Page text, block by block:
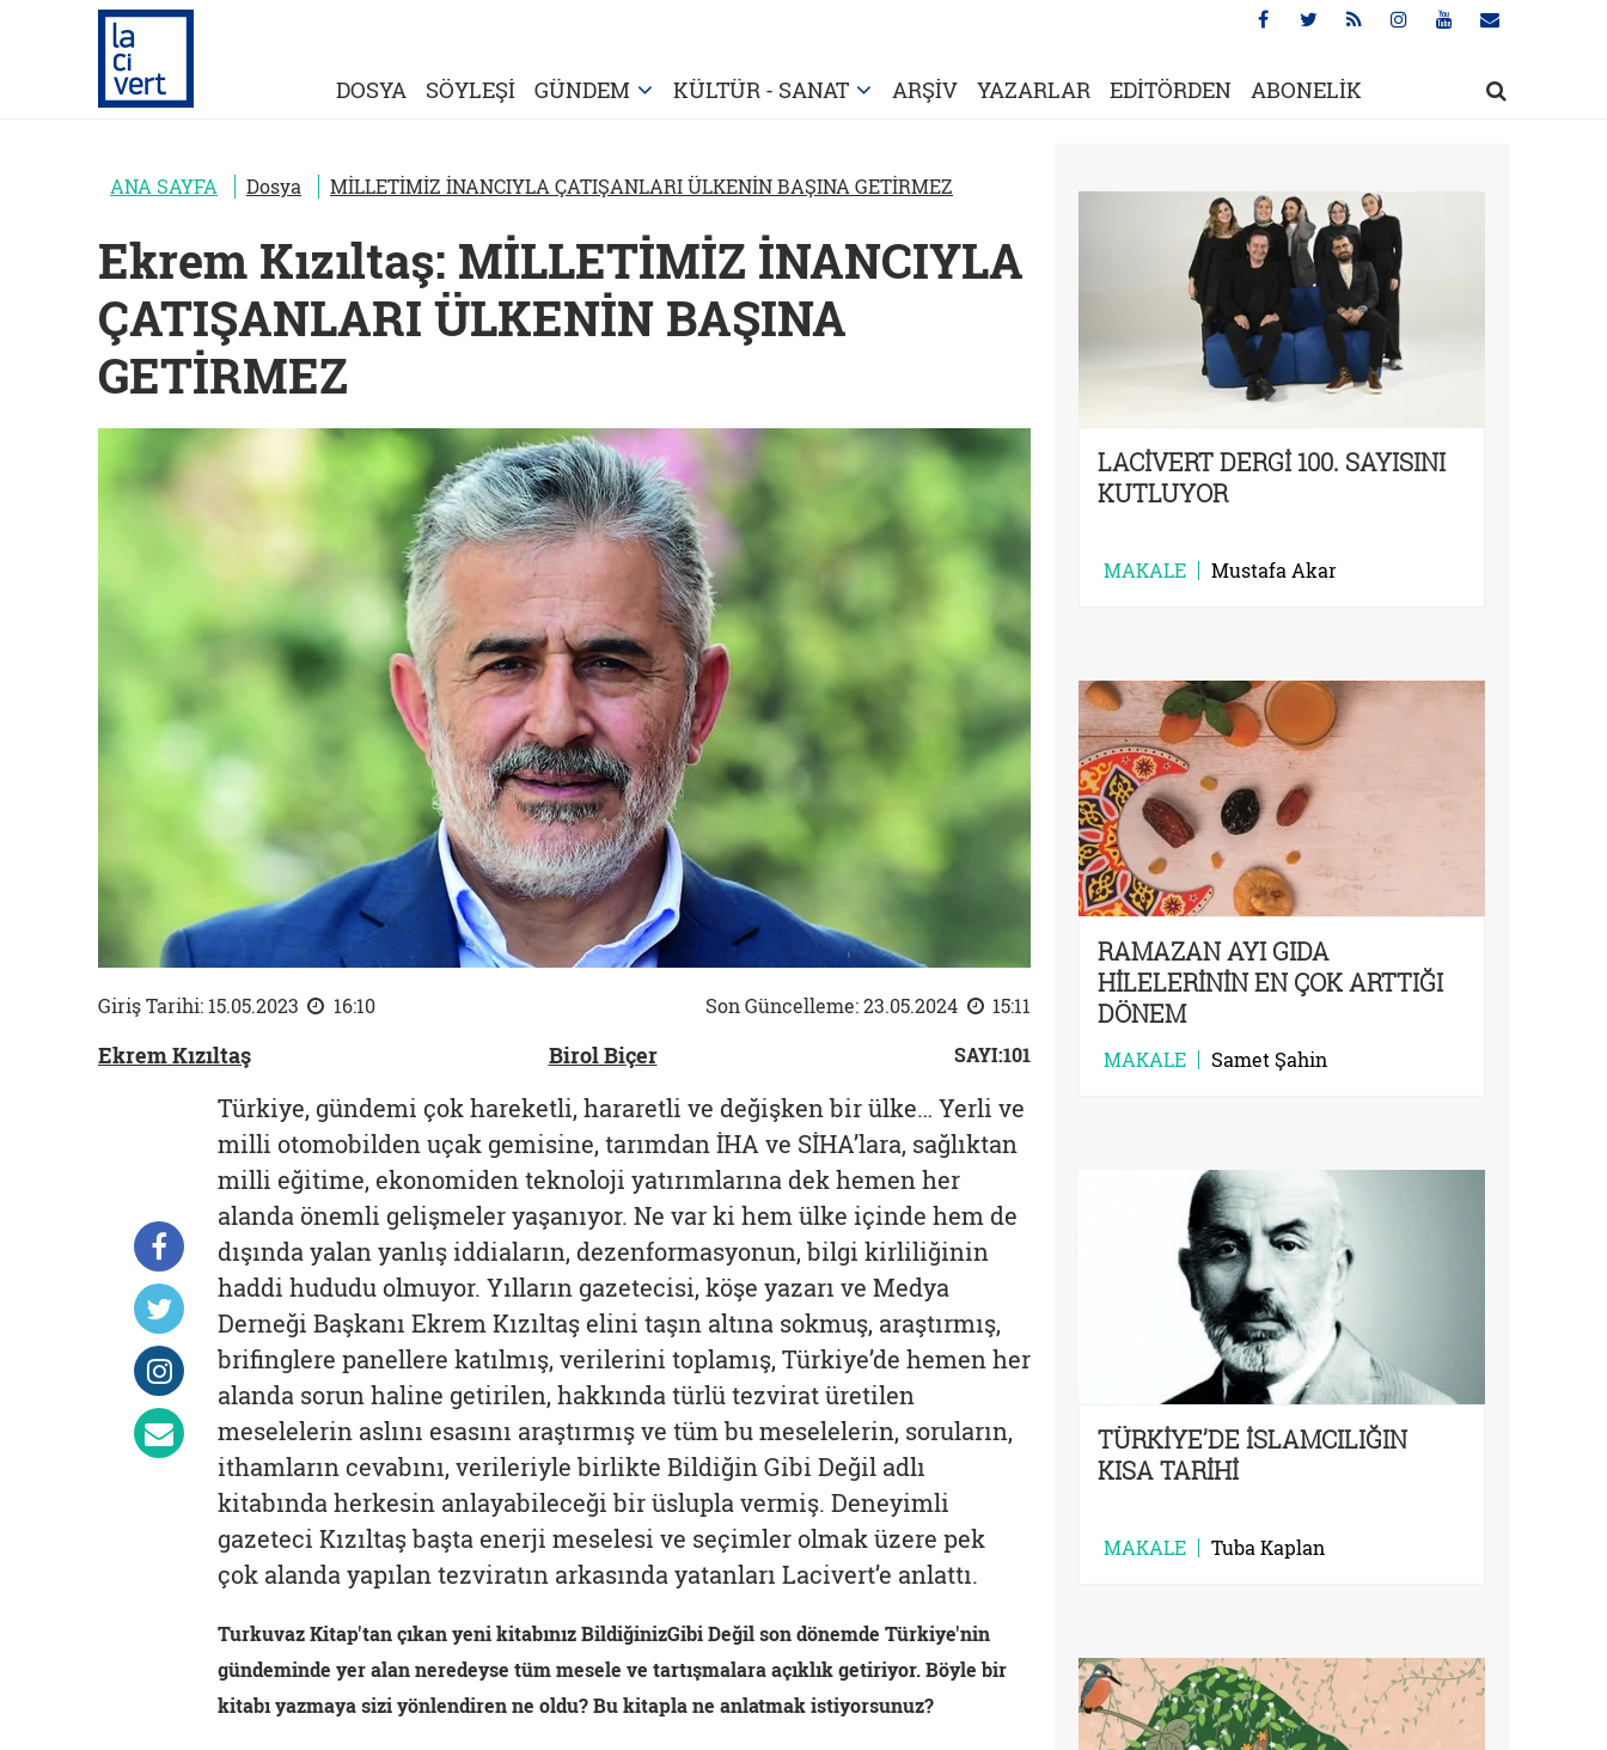
DOSYA SÖYLEŞİ GÜNDEM KÜLTÜR - SANAT ARŞİV YAZARLAR EDİTÖRDEN ABONELİK
ANA SAYFA Dosya MİLLETİMİZ İNANCIYLA ÇATIŞANLARI ÜLKENİN BAŞINA GETİRMEZ
Ekrem Kızıltaş: MİLLETİMİZ İNANCIYLA
ÇATIŞANLARI ÜLKENİN BAŞINA
GETİRMEZ
Giriş Tarihi: 15.05.2023 16:10 Son Güncelleme: 23.05.2024 15:11
Ekrem Kızıltaş Birol Biçer SAYI:101
Türkiye, gündemi çok hareketli, hararetli ve değişken bir ülke… Yerli ve
milli otomobilden uçak gemisine, tarımdan İHA ve SİHA’lara, sağlıktan
milli eğitime, ekonomiden teknoloji yatırımlarına dek hemen her
alanda önemli gelişmeler yaşanıyor. Ne var ki hem ülke içinde hem de
dışında yalan yanlış iddiaların, dezenformasyonun, bilgi kirliliğinin
haddi hududu olmuyor. Yılların gazetecisi, köşe yazarı ve Medya
Derneği Başkanı Ekrem Kızıltaş elini taşın altına sokmuş, araştırmış,
brifinglere panellere katılmış, verilerini toplamış, Türkiye’de hemen her
alanda sorun haline getirilen, hakkında türlü tezvirat üretilen
meselelerin aslını esasını araştırmış ve tüm bu meselelerin, soruların,
ithamların cevabını, verileriyle birlikte Bildiğin Gibi Değil adlı
kitabında herkesin anlayabileceği bir üslupla vermiş. Deneyimli
gazeteci Kızıltaş başta enerji meselesi ve seçimler olmak üzere pek
çok alanda yapılan tezviratın arkasında yatanları Lacivert’e anlattı.
Turkuvaz Kitap'tan çıkan yeni kitabınız BildiğinizGibi Değil son dönemde Türkiye'nin
gündeminde yer alan neredeyse tüm mesele ve tartışmalara açıklık getiriyor. Böyle bir
kitabı yazmaya sizi yönlendiren ne oldu? Bu kitapla ne anlatmak istiyorsunuz?
LACİVERT DERGİ 100. SAYISINI
KUTLUYOR
MAKALE Mustafa Akar
RAMAZAN AYI GIDA
HİLELERİNİN EN ÇOK ARTTIĞI
DÖNEM
MAKALE Samet Şahin
TÜRKİYE’DE İSLAMCILIĞIN
KISA TARİHİ
MAKALE Tuba Kaplan